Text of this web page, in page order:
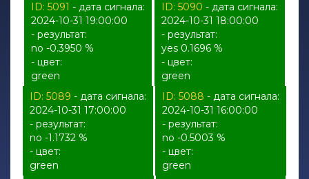
ID: 5091 - дата сигнала:
2024-10-31 19:00:00
- результат:
no -0.3950 %
- цвет:
green
ID: 5090 - дата сигнала:
2024-10-31 18:00:00
- результат:
yes 0.1696 %
- цвет:
green
ID: 5089 - дата сигнала:
2024-10-31 17:00:00
- результат:
no -1.1732 %
- цвет:
green
ID: 5088 - дата сигнала:
2024-10-31 16:00:00
- результат:
no -0.5003 %
- цвет:
green